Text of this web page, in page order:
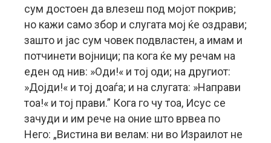
сум достоен да влезеш под мојот покрив;
но кажи само збор и слугата мој ќе оздрави;
зашто и јас сум човек подвластен, а имам и
потчинети војници; па кога ќе му речам на
еден од нив: »Оди!« и тој оди; на другиот:
»Дојди!« и тој доаѓа; и на слугата: »Направи
тоа!« и тој прави.” Кога го чу тоа, Исус се
зачуди и им рече на оние што врвеа по
Него: „Вистина ви велам: ни во Израилот не